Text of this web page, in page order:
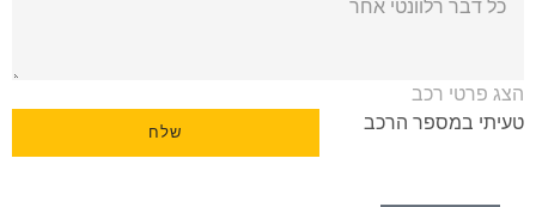
הצג פרטי רכב
טעיתי במספר הרכב
שלח